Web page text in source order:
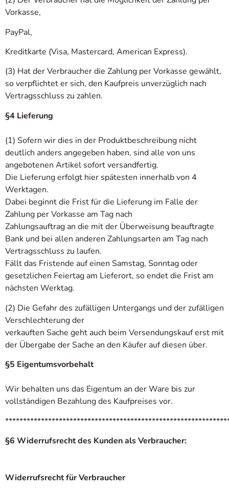
Vorkasse,
PayPal,
Kreditkarte (Visa, Mastercard, American Express).
(3) Hat der Verbraucher die Zahlung per Vorkasse gewählt,
so verpflichtet er sich, den Kaufpreis unverzüglich nach
Vertragsschluss zu zahlen.
§4 Lieferung
(1) Sofern wir dies in der Produktbeschreibung nicht
deutlich anders angegeben haben, sind alle von uns
angebotenen Artikel sofort versandfertig.
Die Lieferung erfolgt hier spätesten innerhalb von 4
Werktagen.
Dabei beginnt die Frist für die Lieferung im Falle der
Zahlung per Vorkasse am Tag nach
Zahlungsauftrag an die mit der Überweisung beauftragte
Bank und bei allen anderen Zahlungsarten am Tag nach
Vertragsschluss zu laufen.
Fällt das Fristende auf einen Samstag, Sonntag oder
gesetzlichen Feiertag am Lieferort, so endet die Frist am
nächsten Werktag.
(2) Die Gefahr des zufälligen Untergangs und der zufälligen
Verschlechterung der
verkauften Sache geht auch beim Versendungskauf erst mit
der Übergabe der Sache an den Käufer auf diesen über.
§5 Eigentumsvorbehalt
Wir behalten uns das Eigentum an der Ware bis zur
vollständigen Bezahlung des Kaufpreises vor.
§6 Widerrufsrecht des Kunden als Verbraucher:
Widerrufsrecht für Verbraucher